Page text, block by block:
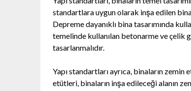
standartlara uygun olarak inşa edilen
Depreme dayanıklı bina tasarımında
temelinde kullanılan betonarme ve çelik
tasarlanmalıdır.
Yapı standartları ayrıca, binaların
etütleri, binaların inşa edileceği alanın